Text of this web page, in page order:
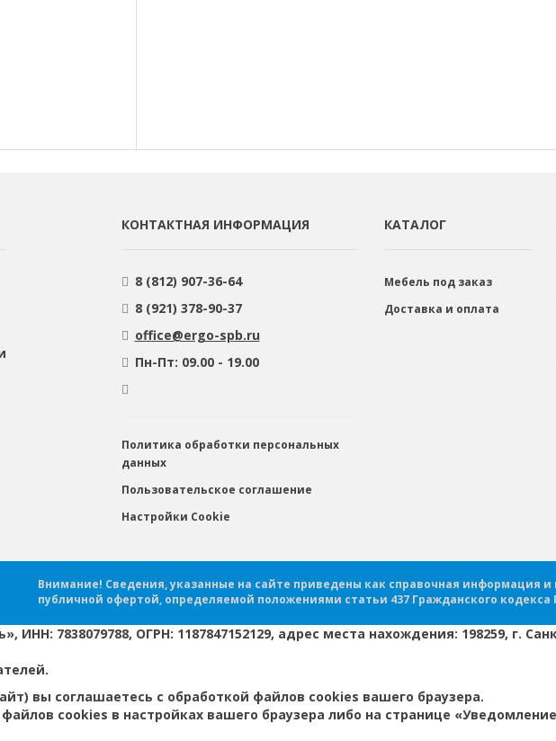
КОНТАКТНАЯ ИНФОРМАЦИЯ
8 (812) 907-36-64
8 (921) 378-90-37
office@ergo-spb.ru
Пн-Пт: 09.00 - 19.00
Политика обработки персональных
данных
Пользовательское соглашение
Настройки Cookie
КАТАЛОГ
Мебель под заказ
Доставка и оплата
Внимание! Сведения, указанные на сайте приведены как справочная информация и
публичной офертой, определяемой положениями статьи 437 Гражданского кодекса
7838079788, ОГРН: 1187847152129, адрес места нахождения: 198259, г.
вы соглашаетесь с обработкой файлов cookies вашего браузера.
cookies в настройках вашего браузера либо на странице